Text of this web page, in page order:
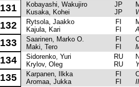
131
Kobayashi, Wakujiro
Kusaka, Kohei
JP
JP
132
Rytsola, Jaakko
Kajula, Kari
FI
FI
133
Saarinen, Marko O.
Maki, Tero
FI
FI
134
Sidorenko, Yuri
Krylov, Oleg
RU
RU
135
Karpanen, Ilkka
Aromaa, Jukka
FI
FI